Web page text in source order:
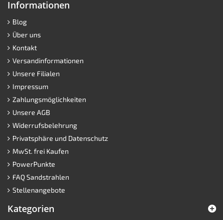
Informationen
Blog
Über uns
Kontakt
Versandinformationen
Unsere Filialen
Impressum
Zahlungsmöglichkeiten
Unsere AGB
Widerrufsbelehrung
Privatsphäre und Datenschutz
MwSt. frei Kaufen
PowerPunkte
FAQ Sandstrahlen
Stellenangebote
Kategorien